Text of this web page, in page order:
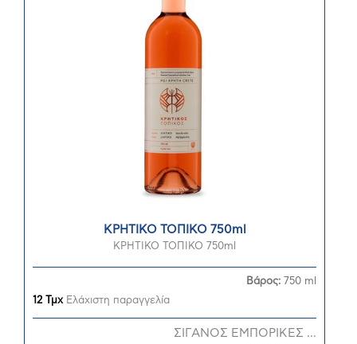
ΚΡΗΤΙΚΟ ΤΟΠΙΚΟ 750ml
ΚΡΗΤΙΚΟ ΤΟΠΙΚΟ 750ml
12 ΤμχΕλάχιστη παραγγελία
Βάρος: 750 ml
ΣΙΓΑΝΟΣ ΕΜΠΟΡΙΚΕΣ ...